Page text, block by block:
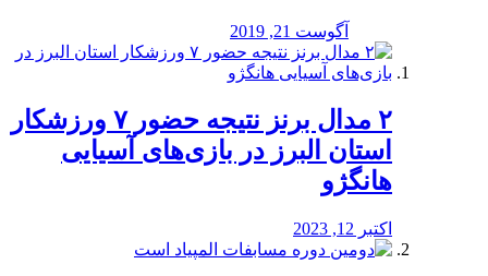
آگوست 21, 2019
۲ مدال برنز نتیجه حضور ۷ ورزشکار
استان البرز در بازی‌های آسیایی
هانگژو
اکتبر 12, 2023